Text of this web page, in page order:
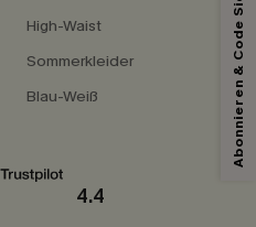
High-Waist
Sommerkleider
Blau-Weiß
4.4
Code ist einmal gültig.
Sie können sich jederzeit abmelden.
Abonnieren & Code Sichern